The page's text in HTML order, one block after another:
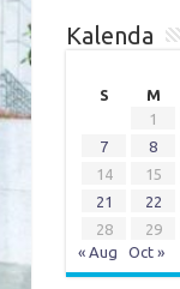
Kalenda
S
M
1
7
8
14
15
21
22
28
29
« Aug
Oct »